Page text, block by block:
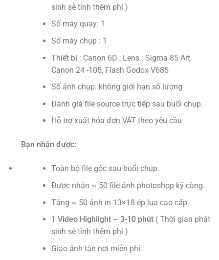
sinh sẽ tính thêm phí )
Số máy quay: 1
Số máy chụp : 1
Thiết bị : Canon 6D ; Lens : Sigma 85 Art,
Canon 24 -105, Flash Godox V685
Số ảnh chụp: không giới hạn số lượng
Đánh giá file source trực tiếp sau buổi chụp.
Hỗ trợ xuất hóa đơn VAT theo yêu cầu
Bạn nhận được:
Toàn bộ file gốc sau buổi chụp.
Được nhận ~ 50 file ảnh photoshop kỹ càng.
Tặng ~ 50 ảnh in 13×18 ép lụa cao cấp.
1 Video Highlight ~ 3-10 phút ( Thời gian phát
sinh sẽ tính thêm phí )
Giao ảnh tận nơi miễn phí.